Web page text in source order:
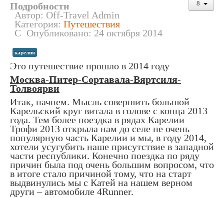
Подробности
Автор: Off-Travel Admin
Категория: Путешествия
Опубликовано: 24 октября 2014
карелия
Это путешествие прошло в 2014 году
Москва-Питер-Сортавала-Вяртсиля-
Толвоярви
Итак, начнем. Мысль совершить большой
Карельский круг витала в голове с конца 2013
года. Тем более поездка в рядах Карелии
Трофи 2013 открыла нам до селе не очень
популярную часть Карелии и мы, в году 2014,
хотели усугубить наше присутствие в западной
части республики. Конечно поездка по ряду
причин была под очень большим вопросом, что
в итоге стало причиной тому, что на старт
выдвинулись мы с Катей на нашем верном
други – автомобиле 4Runner.